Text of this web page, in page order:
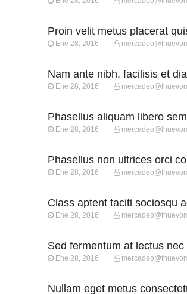
Proin velit metus placerat
posuere
Ene 28, 2016
Nam ante nibh, facilisis et
Ene 28, 2016
Phasellus aliquam libero
augue
Ene 28, 2016
Phasellus non ultrices orci
Ene 28, 2016
Class aptent taciti sociosqu
Ene 28, 2016
Sed fermentum at lectus nec
Ene 28, 2016
Nullam eget metus